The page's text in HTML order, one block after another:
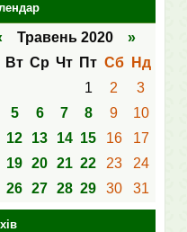
Травень 2020 »
Вт Ср Чт Пт Сб
Нд
1
2
3
5 6 7 8 9
10
12 13 14 15 16
17
19 20 21 22 23
24
26 27 28 29 30 31